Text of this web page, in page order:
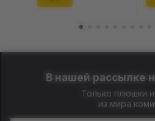
В нашей рассылке
Только плюшки
из мира